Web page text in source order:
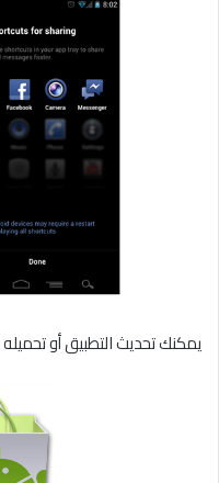
يمكنك تحديث التطبيق أو